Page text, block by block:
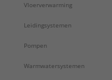
Vloerverwarming
Leidingsystemen
Pompen
Warmwatersystemen